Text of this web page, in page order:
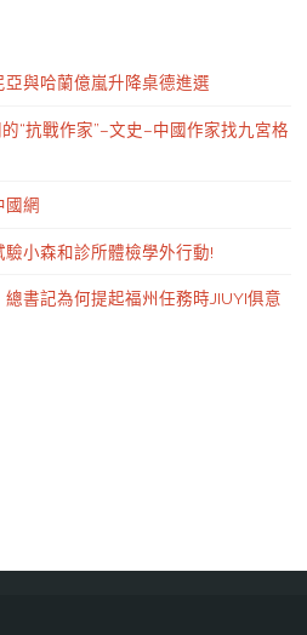
與哈蘭億嵐升降桌德進選
“抗戰作家”–文史–中國作家找九宮格
國網
小森和診所體檢學外行動!
書記為何提起福州任務時JIUYI俱意